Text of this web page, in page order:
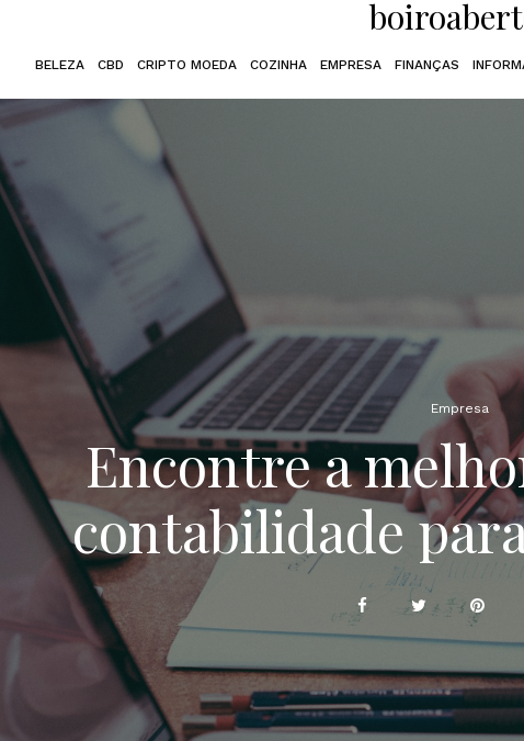
BELEZA CBD CRIPTO MOEDA COZINHA EMPRESA FINANÇAS
Empresa
Encontre a
contabilidade